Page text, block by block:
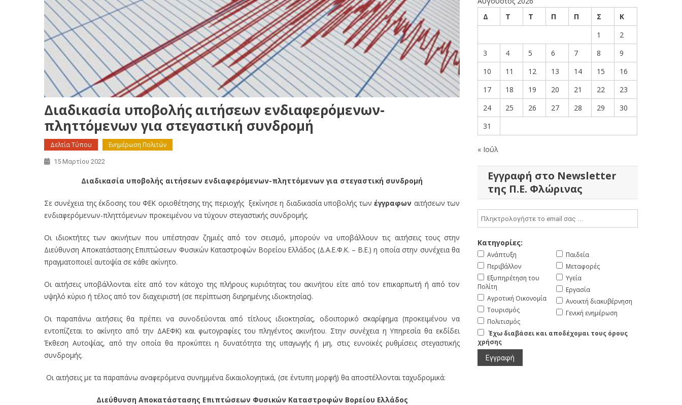
Διαδικασία υποβολής αιτήσεων ενδιαφερόμενων-
πληττόμενων για στεγαστική συνδρομή
Δελτία Τύπου Ενημέρωση Πολιτών
15 Μαρτίου 2022
Διαδικασία υποβολής αιτήσεων ενδιαφερόμενων-πληττόμενων για στεγαστική συνδρομή
Σε συνέχεια της έκδοσης του ΦΕΚ οριοθέτησης της περιοχής ξεκίνησε η διαδικασία υποβολής τωνέγγραφων αιτήσεων των
ενδιαφερόμενων-πληττόμενων προκειμένου να τύχουν στεγαστικής συνδρομής.
Οι ιδιοκτήτες των ακινήτων που υπέστησαν ζημιές από τον σεισμό, μπορούν να υποβάλλουν τις αιτήσεις τους στην
Διεύθυνση Αποκατάστασης Επιπτώσεων Φυσικών Καταστροφών Βορείου Ελλάδος (Δ.Α.Ε.Φ.Κ. – Β.Ε.) η οποία στην συνέχεια θα
πραγματοποιεί αυτοψία σε κάθε ακίνητο.
Οι αιτήσεις υποβάλλονται είτε από τον κάτοχο της πλήρους κυριότητας του ακινήτου είτε από τον επικαρπωτή ή από τον
υψηλό κύριο ή τέλος από τον διαχειριστή (σε περίπτωση διηρημένης ιδιοκτησίας).
Οι παραπάνω αιτήσεις θα πρέπει να συνοδεύονται από τίτλους ιδιοκτησίας, οδοιπορικό σκαρίφημα (προκειμένου να
εντοπίζεται το ακίνητο από την ΔΑΕΦΚ) και φωτογραφίες του πληγέντος ακινήτου. Στην συνέχεια η Υπηρεσία θα εκδίδει
Έκθεση Αυτοψίας, από την οποία θα προκύπτει η δυνατότητα της υπαγωγής ή μη, στις ευνοϊκές ρυθμίσεις στεγαστικής
συνδρομής.
Οι αιτήσεις με τα παραπάνω αναφερόμενα συνημμένα δικαιολογητικά, (σε έντυπη μορφή) θα αποστέλλονται ταχυδρομικά:
Διεύθυνση Αποκατάστασης Επιπτώσεων Φυσικών Καταστροφών Βορείου Ελλάδος
Δ
Τ Τ Π Π Σ
Κ
1
2
3
4 5 6 7 8
9
10
11 12 13 14 15
16
17
18 19 20 21 22
23
24
25 26 27 28 29
30
31
« Ιούλ
Εγγραφή στο Newsletter
της Π.Ε. Φλώρινας
Κατηγορίες:
Ανάπτυξη
Περιβάλλον
Εξυπηρέτηση του
Πολίτη
Αγροτική Οικονομία
Τουρισμός
Πολιτισμός
Παιδεία
Μεταφορές
Υγεία
Εργασία
Ανοικτή διακυβέρνηση
Γενική ενημέρωση
Έχω διαβάσει και αποδέχομαι τους όρους
χρήσης